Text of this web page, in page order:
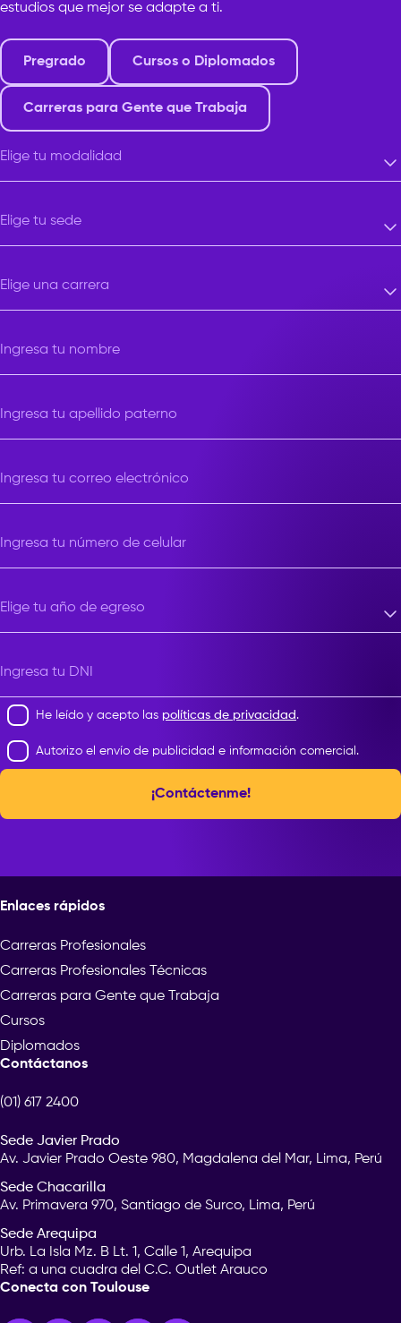
estudios que mejor se adapte a ti.
Pregrado Cursos o Diplomados
Carreras para Gente que Trabaja
Elige tu modalidad
Elige tu sede
Elige una carrera
Ingresa tu nombre
Ingresa tu apellido paterno
Ingresa tu correo electrónico
Ingresa tu número de celular
Elige tu año de egreso
Ingresa tu DNI
He leído y acepto las políticas de privacidad .
Autorizo el envío de publicidad e información comercial.
¡Contáctenme!
Enlaces rápidos
Carreras Profesionales
Carreras Profesionales Técnicas
Carreras para Gente que Trabaja
Cursos
Diplomados
Contáctanos
(01) 617 2400
Sede Javier Prado
Av. Javier Prado Oeste 980, Magdalena del Mar, Lima, Perú
Sede Chacarilla
Av. Primavera 970, Santiago de Surco, Lima, Perú
Sede Arequipa
Urb. La Isla Mz. B Lt. 1, Calle 1, Arequipa
Ref: a una cuadra del C.C. Outlet Arauco
Conecta con Toulouse